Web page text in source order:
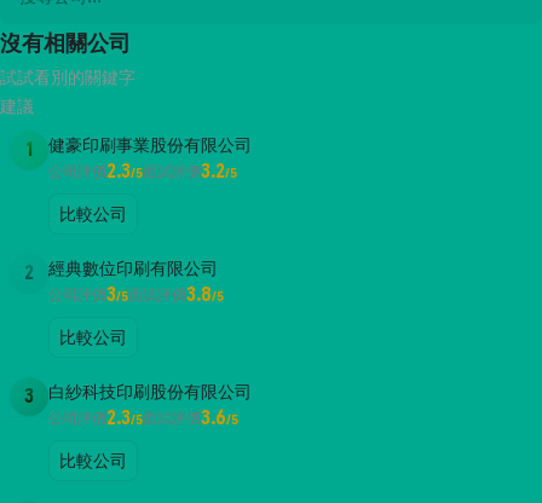
沒有相關公司
試試看別的關鍵字
建議
1 健豪印刷事業股份有限公司
公司評價2.3/5面試評價3.2/5
比較公司
2 經典數位印刷有限公司
公司評價3/5面試評價3.8/5
比較公司
3 白紗科技印刷股份有限公司
公司評價2.3/5面試評價3.6/5
比較公司